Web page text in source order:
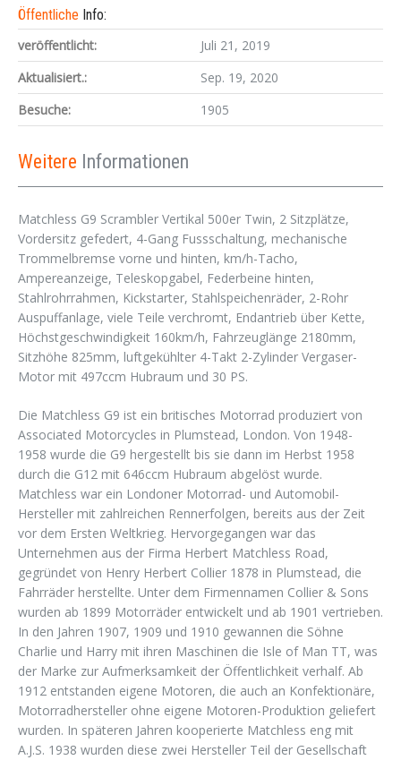
Öffentliche Info:
veröffentlicht:
Juli 21, 2019
Aktualisiert.:
Sep. 19, 2020
Besuche:
1905
Weitere Informationen
Matchless G9 Scrambler Vertikal 500er Twin, 2 Sitzplätze,
Vordersitz gefedert, 4-Gang Fussschaltung, mechanische
Trommelbremse vorne und hinten, km/h-Tacho,
Ampereanzeige, Teleskopgabel, Federbeine hinten,
Stahlrohrrahmen, Kickstarter, Stahlspeichenräder, 2-Rohr
Auspuffanlage, viele Teile verchromt, Endantrieb über Kette,
Höchstgeschwindigkeit 160km/h, Fahrzeuglänge 2180mm,
Sitzhöhe 825mm, luftgekühlter 4-Takt 2-Zylinder Vergaser-
Motor mit 497ccm Hubraum und 30 PS.
Die Matchless G9 ist ein britisches Motorrad produziert von
Associated Motorcycles in Plumstead, London. Von 1948-
1958 wurde die G9 hergestellt bis sie dann im Herbst 1958
durch die G12 mit 646ccm Hubraum abgelöst wurde.
Matchless war ein Londoner Motorrad- und Automobil-
Hersteller mit zahlreichen Rennerfolgen, bereits aus der Zeit
vor dem Ersten Weltkrieg. Hervorgegangen war das
Unternehmen aus der Firma Herbert Matchless Road,
gegründet von Henry Herbert Collier 1878 in Plumstead, die
Fahrräder herstellte. Unter dem Firmennamen Collier & Sons
wurden ab 1899 Motorräder entwickelt und ab 1901 vertrieben.
In den Jahren 1907, 1909 und 1910 gewannen die Söhne
Charlie und Harry mit ihren Maschinen die Isle of Man TT, was
der Marke zur Aufmerksamkeit der Öffentlichkeit verhalf. Ab
1912 entstanden eigene Motoren, die auch an Konfektionäre,
Motorradhersteller ohne eigene Motoren-Produktion geliefert
wurden. In späteren Jahren kooperierte Matchless eng mit
A.J.S. 1938 wurden diese zwei Hersteller Teil der Gesellschaft